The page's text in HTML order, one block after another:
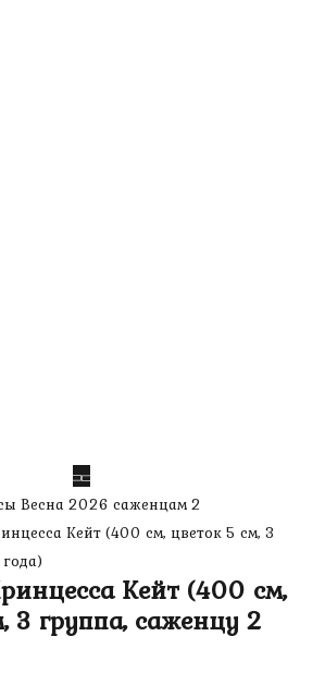
Весна 2026 саженцам 2
Кейт (400 см, цветок 5 см, 3
Кейт (400 см,
3 группа, саженцу 2